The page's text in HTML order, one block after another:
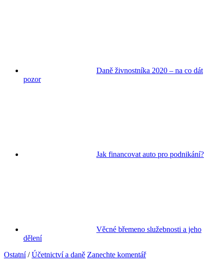
Daně živnostníka 2020 – na co dát
pozor
Jak financovat auto pro podnikání?
Věcné břemeno služebnosti a jeho
dělení
Ostatní/Účetnictví a daně Zanechte komentář